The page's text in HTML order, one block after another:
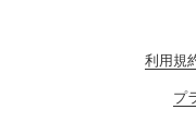
利用規
プ